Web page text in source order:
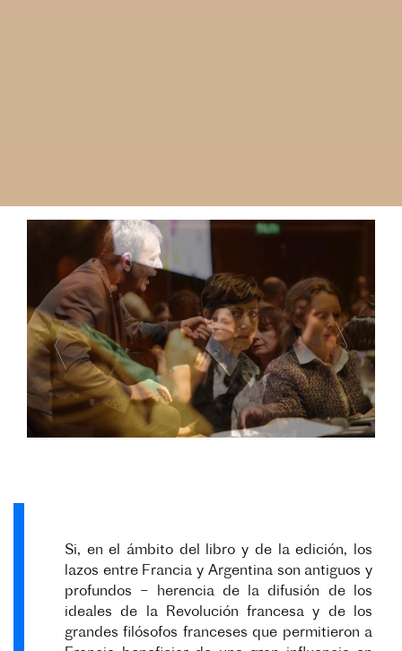
Si, en el ámbito del libro y de la edición, los
lazos entre Francia y Argentina son antiguos y
profundos – herencia de la difusión de los
ideales de la Revolución francesa y de los
grandes filósofos franceses que permitieron a